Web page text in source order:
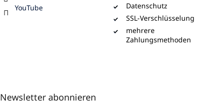
YouTube
Datenschutz
SSL-Verschlüsselung
mehrere
Zahlungsmethoden
Newsletter abonnieren